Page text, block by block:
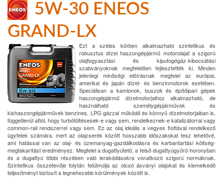
5W-30 ENEOS
GRAND-LX
Ezt a széles körben alkalmazható szintetikus és
robusztus dízel haszongépjármű motorolajat a szigorú
olajfogyasztási és kipufogógáz-kibocsátási
szabványoknak megfelelően fejlesztették ki. Minden
jelenlegi minőségi előírásnak megfelel az európai,
amerikai és japán dízel- és benzinmotorok esetében.
Speciálisan a kamionok, buszok és építőipari gépek
haszongépjármű dízelmotorjaihoz alkalmazható, de
használható személygépjárművek és
kishaszongépjárművek benzines, LPG gázzal működő és könnyű dízelmotorjaiban is,
függetlenül attól, hogy turbótöltésesek-e vagy sem, rendelkeznek-e katalizátorral vagy
common-rail rendszerrel vagy sem. Ez az olaj ideális a vegyes flottával rendelkező
ügyfelek számára, mert az olajcserék között hosszabb időszakokat tesz lehetővé,
ami hatással van az olaj- és üzemanyag-gazdálkodásra és karbantartási költség-
megtakarítást eredményez. Megfelel a dugattyútető, a felső dugattyúgyűrű-horonyban
és a dugattyú többi részében való lerakódásokra vonatkozó szigorú normáknak.
Szintetikus összetevője folytán felülmúlja az olcsó ásványi olajokat és kiemelkedő
teljesítményt biztosít a legnehezebb körülmények között is.